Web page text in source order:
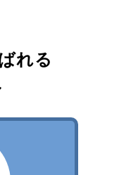
れる